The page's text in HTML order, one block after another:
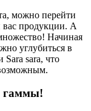
можно перейти
вас продукции. А
Начиная
углубиться в
Sara sara, что
гаммы!